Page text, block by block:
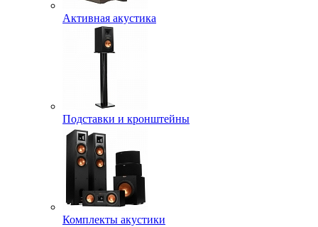
Активная акустика
Подставки и кронштейны
Комплекты акустики